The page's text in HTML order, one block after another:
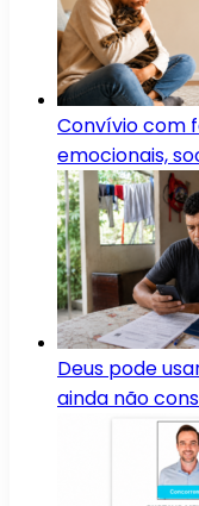
Convívio com
emocionais,
Deus pode
ainda não